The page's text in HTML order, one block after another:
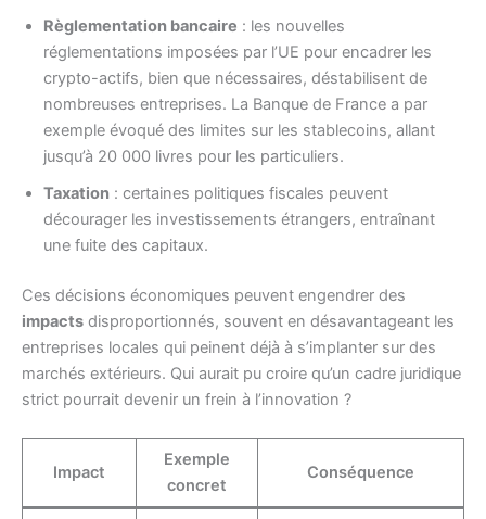
Règlementation bancaire : les nouvelles
réglementations imposées par l’UE pour encadrer les
crypto-actifs, bien que nécessaires, déstabilisent de
nombreuses entreprises. La Banque de France a par
exemple évoqué des limites sur les stablecoins, allant
jusqu’à 20 000 livres pour les particuliers.
Taxation : certaines politiques fiscales peuvent
décourager les investissements étrangers, entraînant
une fuite des capitaux.
Ces décisions économiques peuvent engendrer des
impacts disproportionnés, souvent en désavantageant les
entreprises locales qui peinent déjà à s’implanter sur des
marchés extérieurs. Qui aurait pu croire qu’un cadre juridique
strict pourrait devenir un frein à l’innovation ?
Impact
Exemple
concret
Conséquence